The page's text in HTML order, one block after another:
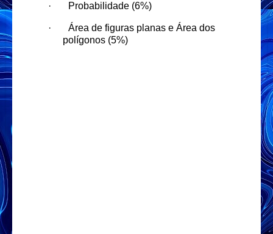
· Probabilidade (6%)
·
Área de figuras planas e Área dos
polígonos (5%)